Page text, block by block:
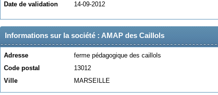
Date de validation
14-09-2012
Informations sur la société : AMAP des Caillols
Adresse
ferme pédagogique des caillols
Code postal
13012
Ville
MARSEILLE